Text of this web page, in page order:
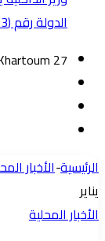
الدولة رقم (13)
27
جانبيالرئيسية-الأخبار
يناير
الأخبار المحلية